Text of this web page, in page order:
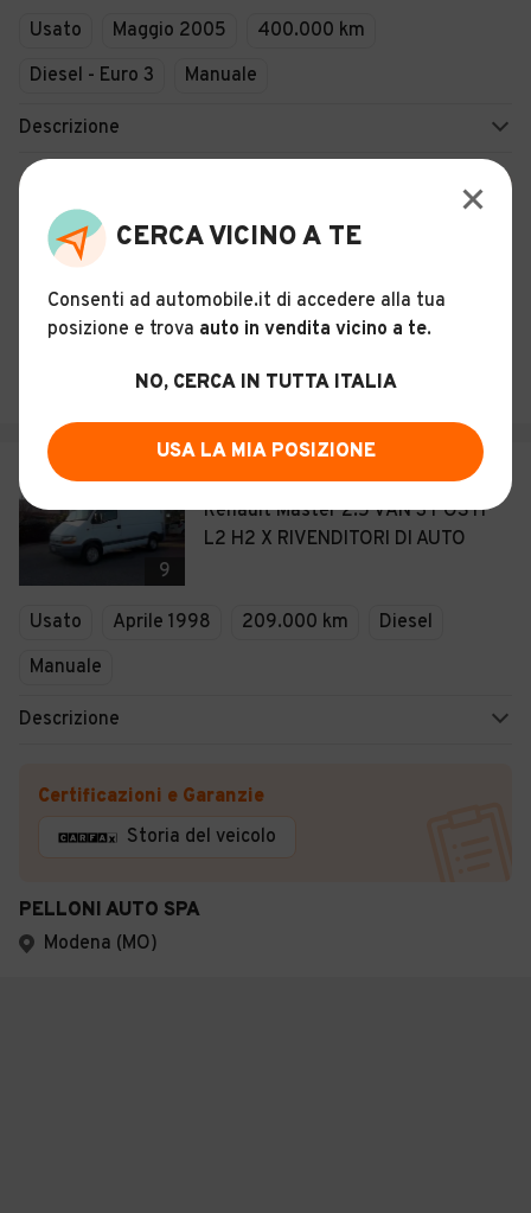
Usato Maggio 2005
400.000 km
Diesel - Euro 3
Manuale
Descrizione
Certificazioni e Garanzie
Storia del veicolo
GRUPPO RAMON S.R.L.
Nervesa della Battaglia (TV)
9
€ 3.800
Renault Master 2.5 VAN 3 POSTI
L2 H2 X RIVENDITORI DI AUTO
Usato Aprile 1998 209.000 km
Diesel
Manuale
Descrizione
Certificazioni e Garanzie
Storia del veicolo
PELLONI AUTO SPA
Modena (MO)
CERCA VICINO A TE
Consenti ad automobile.it di accedere alla tua
posizione e trova auto in vendita vicino a te.
NO, CERCA IN TUTTA ITALIA
USA LA MIA POSIZIONE